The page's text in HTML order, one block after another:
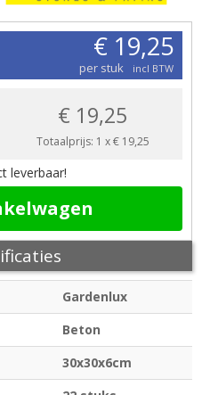
€ 19,25
per stuk incl BTW
€ 19,25
Totaalprijs: 1 x€ 19,25
leverbaar!
Gardenlux
Beton
30x30x6cm